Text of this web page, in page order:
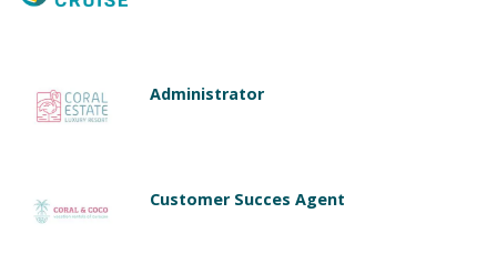
Administrator
Customer Succes Agent